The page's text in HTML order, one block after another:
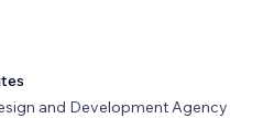
and Development Agency